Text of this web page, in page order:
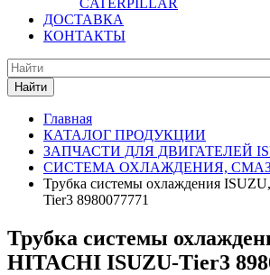
CATERPILLAR
ДОСТАВКА
КОНТАКТЫ
Найти
Главная
КАТАЛОГ ПРОДУКЦИИ
ЗАПЧАСТИ ДЛЯ ДВИГАТЕЛЕЙ
СИСТЕМА ОХЛАЖДЕНИЯ,
Трубка системы охлаждения
Tier3 8980077771
Трубка системы
HITACHI ISUZU-Tier3